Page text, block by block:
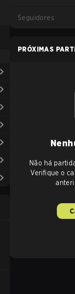
Seguidores
PRÓXIMAS
Não há
Verifique o